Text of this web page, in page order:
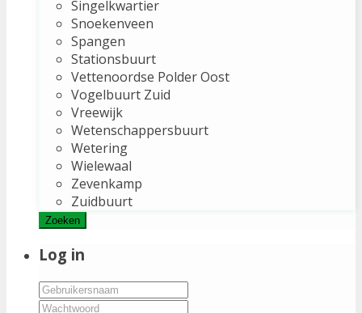
Singelkwartier
Snoekenveen
Spangen
Stationsbuurt
Vettenoordse Polder Oost
Vogelbuurt Zuid
Vreewijk
Wetenschappersbuurt
Wetering
Wielewaal
Zevenkamp
Zuidbuurt
Zoeken
Log in